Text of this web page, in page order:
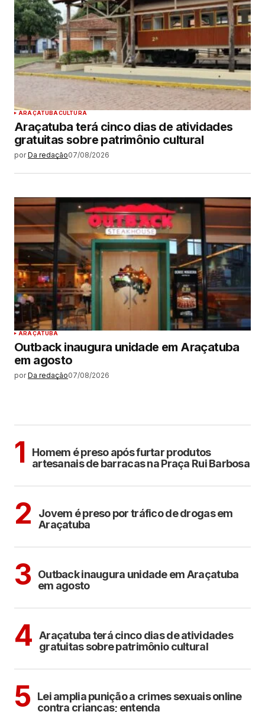
ARAÇATUBACULTURA
Araçatuba terá cinco dias de atividades
gratuitas sobre patrimônio cultural
por Da redação07/08/2026
ARAÇATUBA
Outback inaugura unidade em Araçatuba
em agosto
por Da redação07/08/2026
1
Homem é preso após furtar produtos
artesanais de barracas na Praça Rui Barbosa
2
Jovem é preso por tráfico de drogas em
Araçatuba
3 Outback inaugura unidade em Araçatuba
em agosto
4 Araçatuba terá cinco dias de atividades
gratuitas sobre patrimônio cultural
5 Lei amplia punição a crimes sexuais online
contra crianças; entenda